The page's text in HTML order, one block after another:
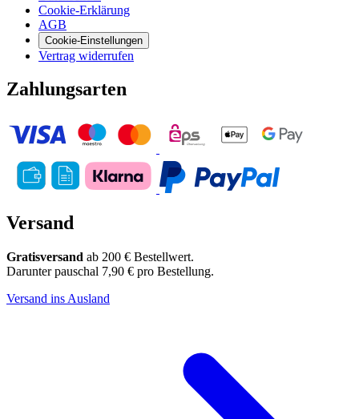
Cookie-Erklärung
AGB
Cookie-Einstellungen
Vertrag widerrufen
Zahlungsarten
Versand
Gratisversand ab 200 € Bestellwert.
Darunter pauschal 7,90 € pro Bestellung.
Versand ins Ausland